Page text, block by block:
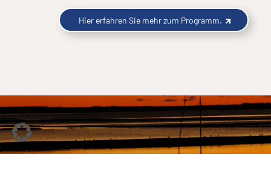
Hier erfahren Sie mehr zum Programm.